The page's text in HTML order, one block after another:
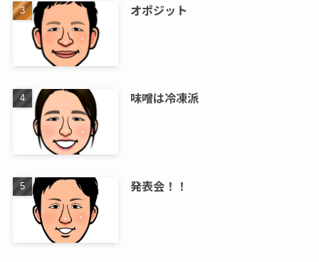
オポジット
味噌は冷凍派
発表会！！